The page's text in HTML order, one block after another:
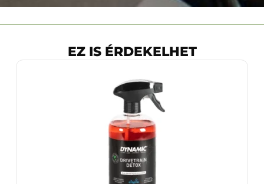
EZ IS ÉRDEKELHET